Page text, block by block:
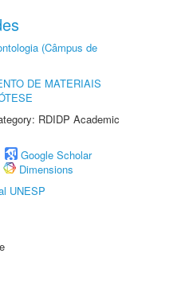
(Câmpus de
DE MATERIAIS
RDIDP Academic
Google Scholar
Dimensions
UNESP